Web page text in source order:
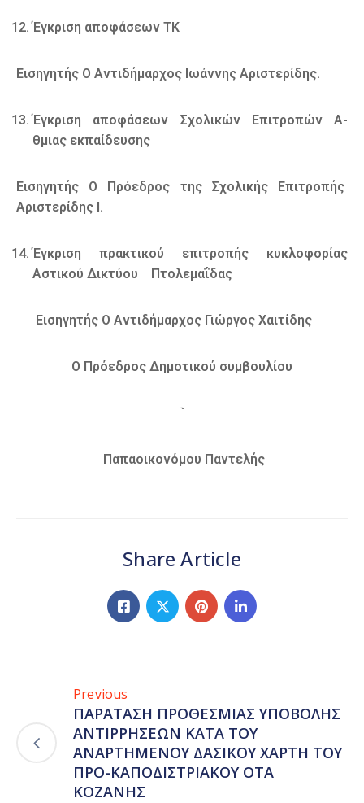
Έγκριση αποφάσεων ΤΚ
Εισηγητής Ο Αντιδήμαρχος Ιωάννης Αριστερίδης.
Έγκριση αποφάσεων Σχολικών Επιτροπών Α-
θμιας εκπαίδευσης
Εισηγητής Ο Πρόεδρος της Σχολικής Επιτροπής
Αριστερίδης Ι.
Έγκριση πρακτικού επιτροπής κυκλοφορίας
Αστικού Δικτύου Πτολεμαΐδας
Εισηγητής Ο Αντιδήμαρχος Γιώργος Χαιτίδης
O Πρόεδρος Δημοτικού συμβουλίου
`
Παπαοικονόμου Παντελής
Share Article
Previous
ΠΑΡΑΤΑΣΗ ΠΡΟΘΕΣΜΙΑΣ ΥΠΟΒΟΛΗΣ
ΑΝΤΙΡΡΗΣΕΩΝ ΚΑΤΑ ΤΟΥ
ΑΝΑΡΤΗΜΕΝΟΥ ΔΑΣΙΚΟΥ ΧΑΡΤΗ ΤΟΥ
ΠΡΟ-ΚΑΠΟΔΙΣΤΡΙΑΚΟΥ ΟΤΑ
ΚΟΖΑΝΗΣ